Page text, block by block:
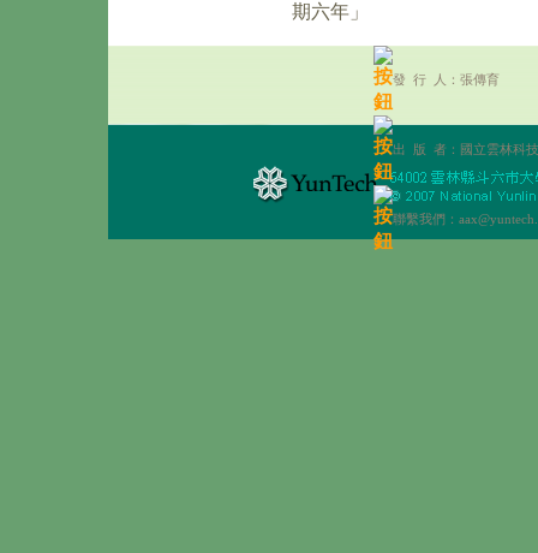
期六年」
發 行 人：張傳育
出 版 者：國立雲林科
聯繫我們：